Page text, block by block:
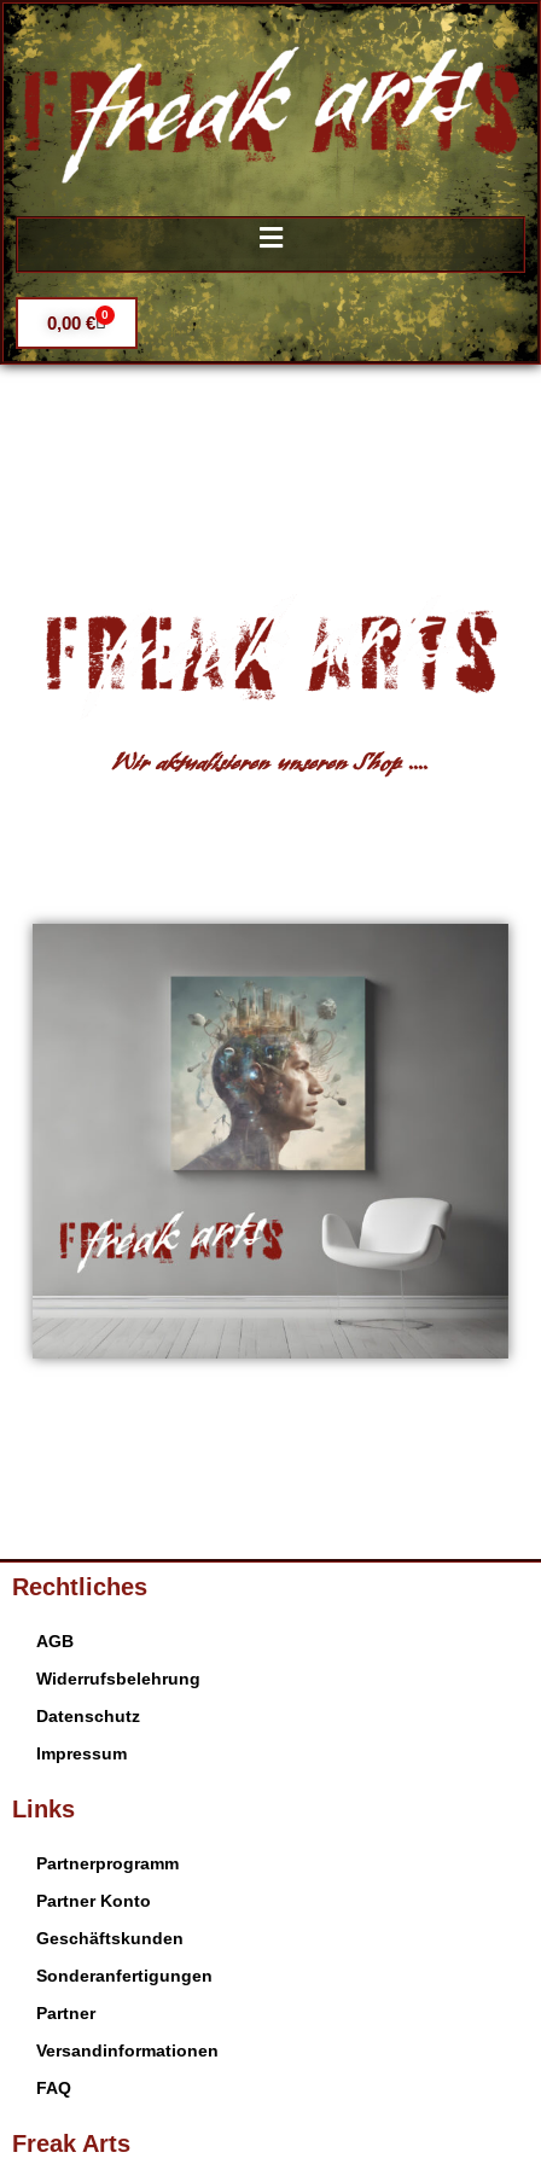
0,00 € 0
Wir aktualisieren unseren Shop ....
Rechtliches
AGB
Widerrufsbelehrung
Datenschutz
Impressum
Links
Partnerprogramm
Partner Konto
Geschäftskunden
Sonderanfertigungen
Partner
Versandinformationen
FAQ
Freak Arts